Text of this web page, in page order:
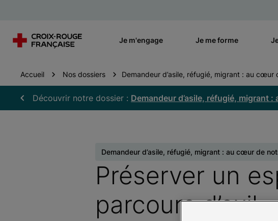
Je m'engage Je me forme
Accueil Nos dossiers Demandeur d’asile, réfugié, migrant : au cœur
Découvrir notre dossier : Demandeur d’asile, réfugié, migrant
Demandeur d’asile, réfugié, migrant : au cœur de
Préserver un
parcours d’exil